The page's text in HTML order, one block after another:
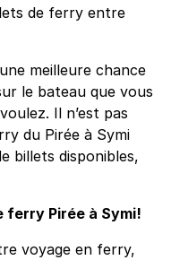
de ferry entre
meilleure chance
le bateau que vous
Il n’est pas
du Pirée à Symi
billets disponibles,
ferry Pirée à Symi!
voyage en ferry,